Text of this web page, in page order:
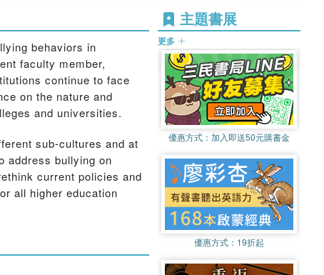
behaviors in
faculty member,
continue to face
on the nature and
and universities.
sub-cultures and at
address bullying on
current policies and
all higher education
主題書展
更多
優惠方式： 加入即送50元購書金
優惠方式： 19折起